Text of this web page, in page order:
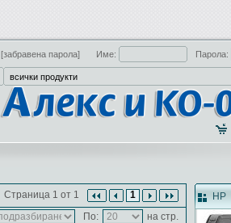
[забравена парола] Име: Парола:
Страница 1 от 1
1
По: на стр.
HP